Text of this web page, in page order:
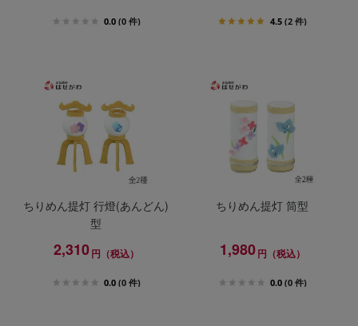
0.0 (0 件) 4.5 (2 件)
ちりめん提灯 行燈(あんどん)
型
2,310円（税込）
0.0 (0 件)
ちりめん提灯 筒型
1,980円（税込）
0.0 (0 件)